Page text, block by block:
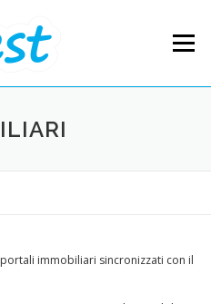
Menu
immobiliari sincronizzati con il